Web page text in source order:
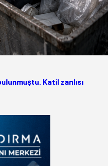
Katil zanlısı